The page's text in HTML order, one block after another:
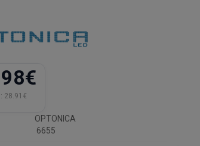
28.91€
OPTONICA
6655